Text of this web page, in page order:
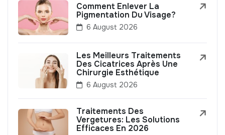
Comment Enlever La
Pigmentation Du Visage?
6 August 2026
Les Meilleurs Traitements
Des Cicatrices Après Une
Chirurgie Esthétique
6 August 2026
Traitements Des
Vergetures: Les Solutions
Efficaces En 2026